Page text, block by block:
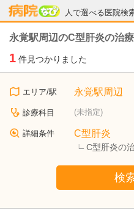
人で選べる医院検
病院なび
永覚駅周辺のC型肝炎の治
1 件見つかりました
エリア/駅 永覚駅周辺
診療科目 (未指定)
詳細条件 C型肝炎
C型肝炎の
検